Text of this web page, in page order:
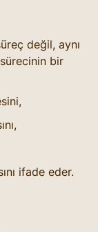
değil, aynı
bir
ifade eder.